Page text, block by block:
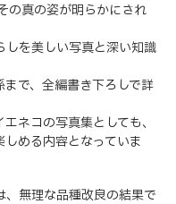
の真の姿が明らかにされ
しを美しい写真と深い知識
で、全編書き下ろしで詳
ネコの写真集としても、
める内容となっていま
、無理な品種改良の結果で